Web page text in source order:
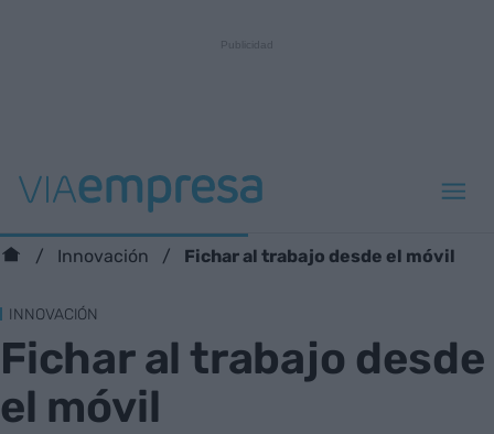
Innovación Fichar al trabajo desde el móvil
INNOVACIÓN
Fichar al trabajo desde
el móvil